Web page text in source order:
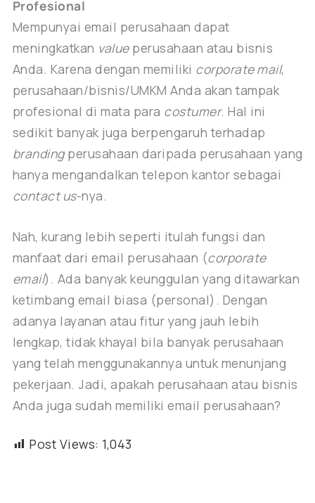
Profesional
Mempunyai email perusahaan dapat
meningkatkan valueperusahaan atau bisnis
Anda. Karena dengan memiliki corporate mail,
perusahaan/bisnis/UMKM Anda akan tampak
profesional di mata para costumer. Hal ini
sedikit banyak juga berpengaruh terhadap
brandingperusahaan daripada perusahaan yang
hanya mengandalkan telepon kantor sebagai
contact us-nya.
Nah, kurang lebih seperti itulah fungsi dan
manfaat dari email perusahaan (corporate
email). Ada banyak keunggulan yang ditawarkan
ketimbang email biasa (personal). Dengan
adanya layanan atau fitur yang jauh lebih
lengkap, tidak khayal bila banyak perusahaan
yang telah menggunakannya untuk menunjang
pekerjaan. Jadi, apakah perusahaan atau bisnis
Anda juga sudah memiliki email perusahaan?
Post Views: 1,043